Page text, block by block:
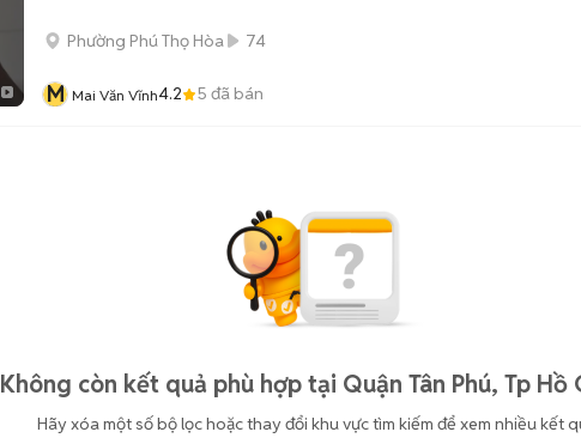
Phường Phú Thọ Hòa 74
M Mai Văn Vĩnh4.2 5 đã bán
Không còn kết quả phù hợp tại Quận Tân Phú, Tp Hồ
Hãy xóa một số bộ lọc hoặc thay đổi khu vực tìm kiếm để xem nhiều kết